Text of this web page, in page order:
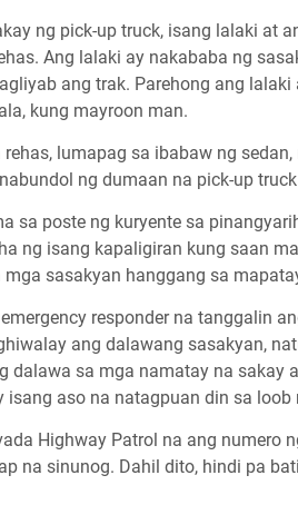
ng pick-up truck, isang lalaki at
Ang lalaki ay nakababa ng
ang trak. Parehong ang
kung mayroon man.
lumapag sa ibabaw ng
ng dumaan na pick-up
sa poste ng kuryente sa
ng isang kapaligiran kung saan
sasakyan hanggang sa
responder na tanggalin
ang dalawang sasakyan,
dalawa sa mga namatay na sakay
aso na natagpuan din sa loob
Highway Patrol na ang numero
na sinunog. Dahil dito, hindi pa